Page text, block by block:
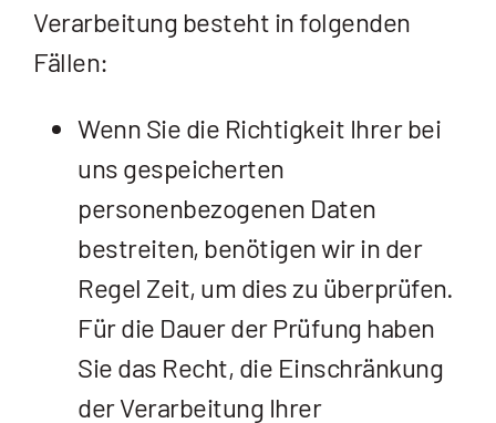
Verarbeitung besteht in folgenden
Fällen:
Wenn Sie die Richtigkeit Ihrer bei
uns gespeicherten
personenbezogenen Daten
bestreiten, benötigen wir in der
Regel Zeit, um dies zu überprüfen.
Für die Dauer der Prüfung haben
Sie das Recht, die Einschränkung
der Verarbeitung Ihrer